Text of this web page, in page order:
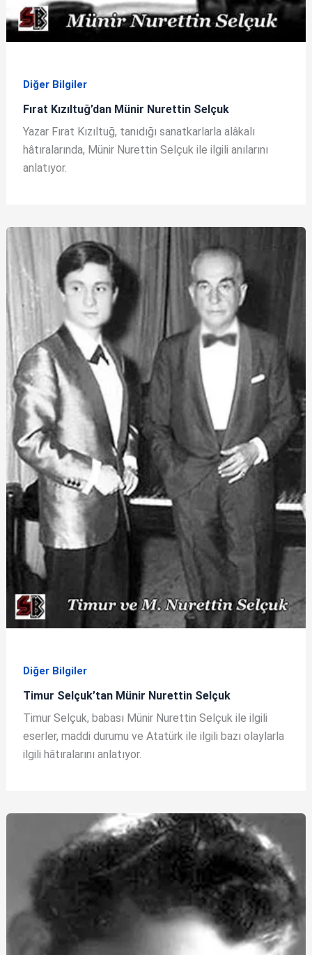
Diğer Bilgiler
Fırat Kızıltuğ’dan Münir Nurettin Selçuk
Yazar Fırat Kızıltuğ, tanıdığı sanatkarlarla alâkalı
hâtıralarında, Münir Nurettin Selçuk ile ilgili anılarını
anlatıyor.
Diğer Bilgiler
Timur Selçuk’tan Münir Nurettin Selçuk
Timur Selçuk, babası Münir Nurettin Selçuk ile ilgili
eserler, maddi durumu ve Atatürk ile ilgili bazı olaylarla
ilgili hâtıralarını anlatıyor.